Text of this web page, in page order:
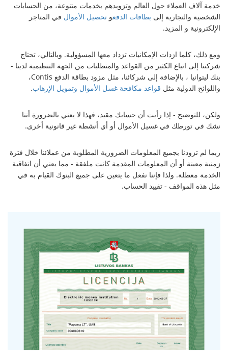
خدمة آلاف العملاء حول العالم وتزويدهم بخدمات متنوعة، من الحسابات
الشخصية والتجارية إلى بطاقات الدفعو تحصيل الأموال في المتاجر
الإلكترونية و المزيد.
ومع ذلك، كلما ازدات الإمكانيات تزداد معها المسؤولية. وبالتالي، تحتاج
شركتنا إلى اتباع الكثير من القواعد والمتطلبات من الجهة التنظيمية لدينا -
بنك ليتوانيا ، بالإضافة إلى شركائنا، مثل مزود بطاقة الدفع Contis،
واللوائح الدولية مثل قواعد مكافحة غسل الأموال وتمويل الإرهاب.
ولكن، للتوضيح - إذا رأيت أن حسابك مقيد، فهذا لا يعني بالضرورة أننا
نشك في تورطك في غسيل الأموال أو أي أنشطة غير قانونية أخرى.
ربما لم تزودنا بجميع المعلومات الضرورية المطلوبة من عملائنا خلال فترة
زمنية معينة أو أن المعلومات المقدمة كانت ملفقة - مما يعني أن اتفاقية
الخدمة معطلة. ولذا فإننا نفعل ما يتعين على جميع البنوك القيام به في
مثل هذه المواقف - تقييد الحساب.